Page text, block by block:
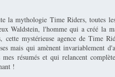
mythologie Time Riders, toutes les
Waldstein, l'homme qui a créé la
mystérieuse agence de Time
mais qui amènent invariablement
résumés et qui relancent
!